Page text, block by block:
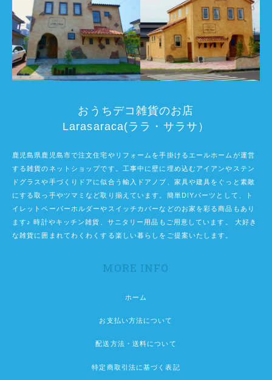
おうちデコ雑貨のお店
Larasaraca(ララ・サラサ）
鹿児島県鹿児島市で注文住宅やリフォームを手掛けるエールホームが運営
する雑貨のネットショップです。工事中に壁に埋め込むアイアンやステン
ドグラスや手づくりドアに似合う輸入ドアノブ、家具や建具をぐっと素敵
にする取っ手やツマミなど取り揃えています。簡単DIYパーツとして、ト
イレットペーパーホルダーやスイッチカバーなどのお家を彩る商品もあり
ます♪ 時計やキッチン雑貨、サニタリー用品もご用意しています。 大好き
な雑貨に囲まれてわくわくする楽しい暮らしをご提案いたします。
MORE INFO
ホーム
お支払い方法について
配送方法・送料について
特定商取引法に基づく表記